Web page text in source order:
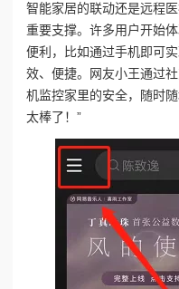
智能家居的联动还是远程
重要支撑。许多用户开始
便利，比如通过手机即可
效、便捷。网友小王通过
机监控家里的安全，随时
太棒了！”